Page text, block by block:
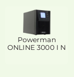
Powerman
ONLINE 3000 I N